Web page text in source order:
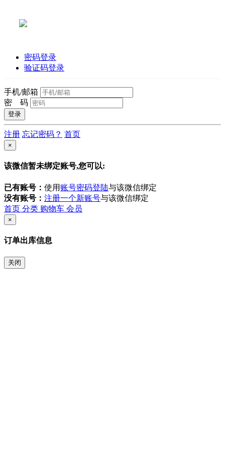
密码登录
验证码登录
手机/邮箱
密 码
注册 忘记密码？ 首页
×
该微信暂未绑定账号,您可以:
已有账号： 使用 账号密码登陆与该微信绑定
没有账号： 注册一个新账号与该微信绑定
首页 分类 购物车 会员
×
订单出库信息
关闭